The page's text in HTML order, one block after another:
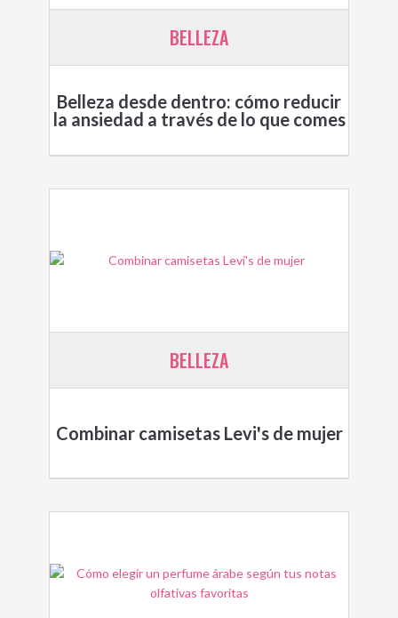
BELLEZA
Belleza desde dentro: cómo reducir
la ansiedad a través de lo que comes
BELLEZA
Combinar camisetas Levi's de mujer